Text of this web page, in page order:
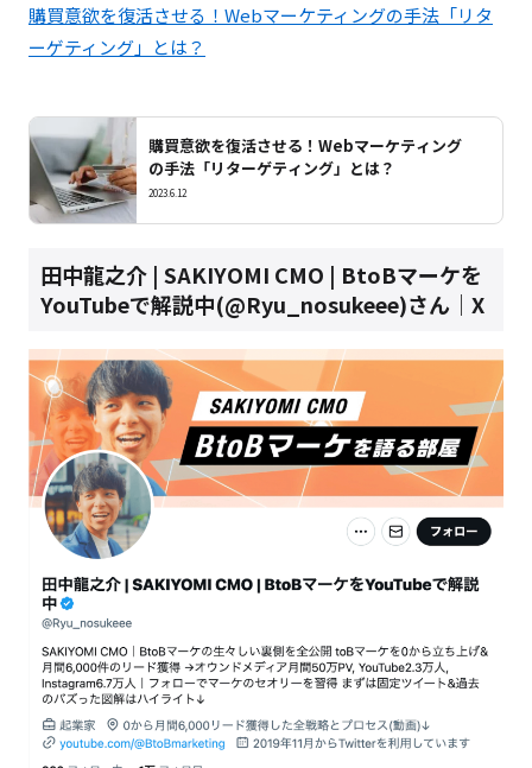
購買意欲を復活させる！Webマーケティングの手法「リタ
ーゲティング」とは？
購買意欲を復活させる！Webマーケティング
の手法「リターゲティング」とは？
2023.6.12
田中龍之介 | SAKIYOMI CMO | BtoBマーケを
YouTubeで解説中(@Ryu_nosukeee)さん｜X